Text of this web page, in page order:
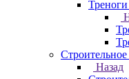
Назад